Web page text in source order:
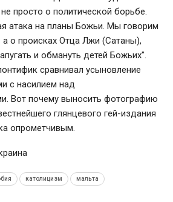
просто о политической борьбе.
атака на планы Божьи. Мы говорим
а о происках Отца Лжи (Сатаны),
и обмануть детей Божьих".
сравнивал усыновление
с насилием над
Вот почему выносить фотографию
глянцевого гей-издания
опрометчивым.
католицизм мальта